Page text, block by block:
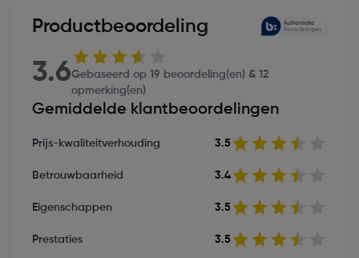
Productbeoordeling
3.6Gebaseerd op 19 beoordeling(en) & 12
opmerking(en)
Gemiddelde klantbeoordelingen
Prijs-kwaliteitverhouding 3.5
Betrouwbaarheid 3.4
Eigenschappen 3.5
Prestaties 3.5